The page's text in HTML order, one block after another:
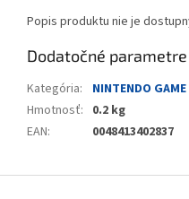
Popis produktu nie je
Dodatočné parametre
Kategória:
NINTENDO
Hmotnosť: 0.2 kg
EAN: 0048413402837